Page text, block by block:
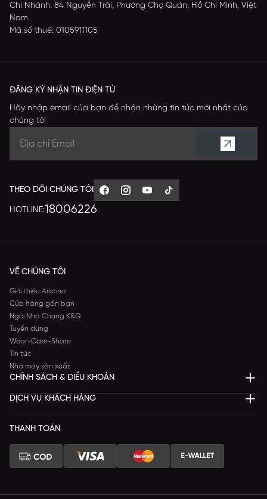
Chi Nhánh: 84 Nguyễn Trãi, Phường Chợ Quán, Hồ Chí Minh, Việt
Nam.
Mã số thuế: 0105911105
ĐĂNG KÝ NHẬN TIN ĐIỆN TỬ
Hãy nhập email của bạn để nhận những tin tức mới nhất của
chúng tôi
THEO DÕI CHÚNG TÔI
HOTLINE:18006226
VỀ CHÚNG TÔI
Giới thiệu Aristino
Cửa hàng gần bạn
Ngôi Nhà Chung K&G
Tuyển dụng
Wear-Care-Share
Tin tức
Nhà máy sản xuất
CHÍNH SÁCH & ĐIỀU KHOẢN
DỊCH VỤ KHÁCH HÀNG
THANH TOÁN